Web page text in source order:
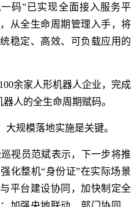
码”已实现全面接入服务平
从全生命周期管理入手，将
稳定、高效、可负载应用的
余家人形机器人企业，完成
人的全生命周期赋码。
大规模落地实施是关键。
视员范斌表示，下一步将推
化整机“身份证”在实际场景
平台建设协同，加快制定全